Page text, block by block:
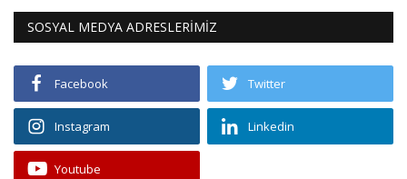
SOSYAL MEDYA ADRESLERİMİZ
Facebook Twitter
Instagram Linkedin
Youtube